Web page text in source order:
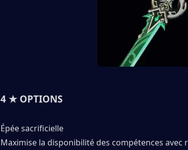
4 ★ OPTIONS
Épée sacrificielle
Maximise la disponibilité des compétences